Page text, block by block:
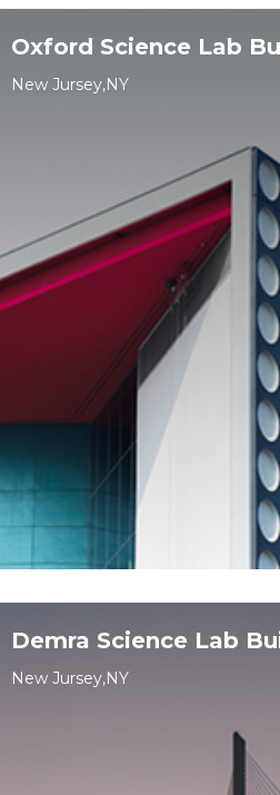
Oxford Science Lab
New Jursey,NY
Demra Science Lab
New Jursey,NY